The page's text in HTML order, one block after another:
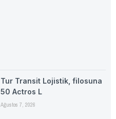
Tur Transit Lojistik, filosuna
50 Actros L
Ağustos 7, 2026